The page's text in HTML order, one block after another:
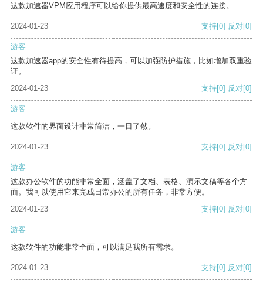
这款加速器VPM应用程序可以给你提供最高速度和安全性的连接。
2024-01-23 支持[0] 反对[0]
游客
这款加速器app的安全性有待提高，可以加强防护措施，比如增加双重验
证。
2024-01-23
支持[0] 反对[0]
游客
这款软件的界面设计非常简洁，一目了然。
2024-01-23 支持[0] 反对[0]
游客
这款办公软件的功能非常全面，涵盖了文档、表格、演示文稿等各个方
面。我可以使用它来完成日常办公的所有任务，非常方便。
2024-01-23
支持[0] 反对[0]
游客
这款软件的功能非常全面，可以满足我所有需求。
2024-01-23 支持[0] 反对[0]